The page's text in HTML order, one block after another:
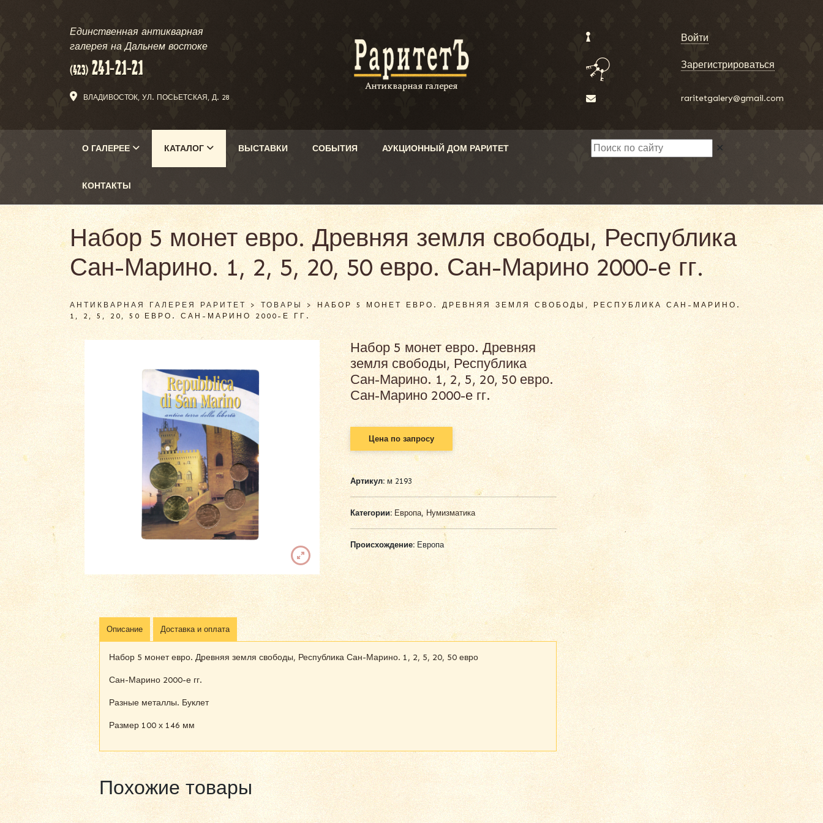
Единственная антикварная
галерея на Дальнем востоке
ВЛАДИВОСТОК, УЛ. ПОСЬЕТСКАЯ, Д. 28
Войти
Зарегистрироваться
raritetgalery@gmail.com
О ГАЛЕРЕЕ КАТАЛОГ ВЫСТАВКИ СОБЫТИЯ АУКЦИОННЫЙ ДОМ РАРИТЕТ
КОНТАКТЫ
✕
Набор 5 монет евро. Древняя земля свободы, Республика
Сан-Марино. 1, 2, 5, 20, 50 евро. Сан-Марино 2000-е гг.
АНТИКВАРНАЯ ГАЛЕРЕЯ РАРИТЕТ>ТОВАРЫ > НАБОР 5 МОНЕТ ЕВРО. ДРЕВНЯЯ ЗЕМЛЯ СВОБОДЫ, РЕСПУБЛИКА САН-МАРИНО.
1, 2, 5, 20, 50 ЕВРО. САН-МАРИНО 2000-Е ГГ.
Набор 5 монет евро. Древняя
земля свободы, Республика
Сан-Марино. 1, 2, 5, 20, 50 евро.
Сан-Марино 2000-е гг.
Цена по запросу
Артикул:м 2193
Категории: Европа, Нумизматика
Происхождение:Европа
Описание Доставка и оплата
Набор 5 монет евро. Древняя земля свободы, Республика Сан-Марино. 1, 2, 5, 20, 50 евро
Сан-Марино 2000-е гг.
Разные металлы. Буклет
Размер 100 х 146 мм
Похожие товары